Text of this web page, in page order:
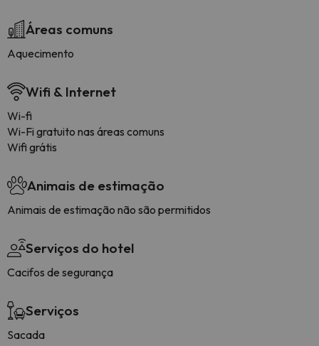
Áreas comuns
Aquecimento
Wifi & Internet
Wi-fi
Wi-Fi gratuito nas áreas comuns
Wifi grátis
Animais de estimação
Animais de estimação não são permitidos
Serviços do hotel
Cacifos de segurança
Serviços
Sacada